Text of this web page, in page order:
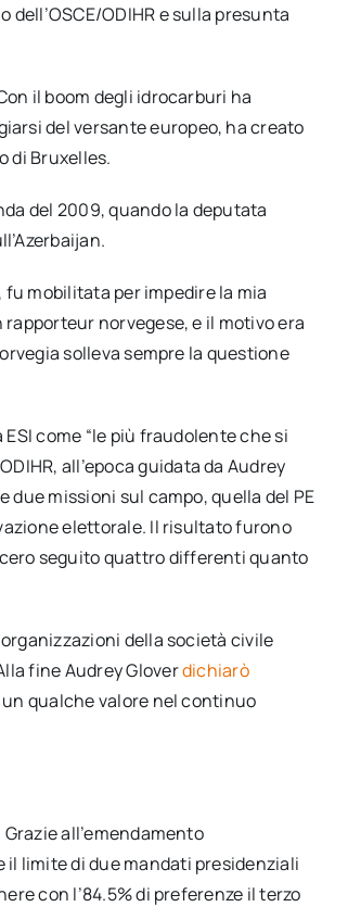
ODIHR e sulla presunta
il boom degli idrocarburi ha
del versante europeo, ha creato
di Bruxelles.
del 2009, quando la deputata
mobilitata per impedire la mia
norvegese, e il motivo era
solleva sempre la questione
come “le più fraudolente che si
all’epoca guidata da Audrey
due missioni sul campo, quella del PE
elettorale. Il risultato furono
seguito quattro differenti quanto
della società civile
fine Audrey Gloverdichiarò
un qualche valore nel continuo
all’emendamento
limite di due mandati presidenziali
con l’84.5% di preferenze il terzo